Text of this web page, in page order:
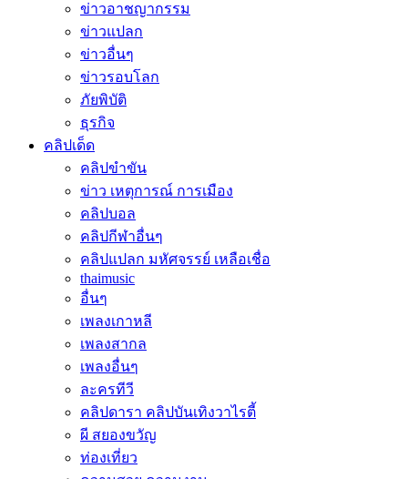
ข่าวอาชญากรรม
ข่าวแปลก
ข่าวอื่นๆ
ข่าวรอบโลก
ภัยพิบัติ
ธุรกิจ
คลิปเด็ด
คลิปขำขัน
ข่าว เหตุการณ์ การเมือง
คลิปบอล
คลิปกีฬาอื่นๆ
คลิปแปลก มหัศจรรย์ เหลือเชื่อ
thaimusic
อื่นๆ
เพลงเกาหลี
เพลงสากล
เพลงอื่นๆ
ละครทีวี
คลิปดารา คลิปบันเทิงวาไรตี้
ผี สยองขวัญ
ท่องเที่ยว